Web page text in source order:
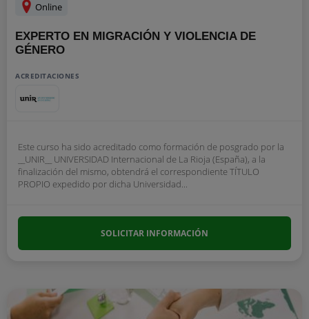
Online
EXPERTO EN MIGRACIÓN Y VIOLENCIA DE
GÉNERO
ACREDITACIONES
Este curso ha sido acreditado como formación de posgrado por la
__UNIR__ UNIVERSIDAD Internacional de La Rioja (España), a la
finalización del mismo, obtendrá el correspondiente TÍTULO
PROPIO expedido por dicha Universidad...
SOLICITAR INFORMACIÓN